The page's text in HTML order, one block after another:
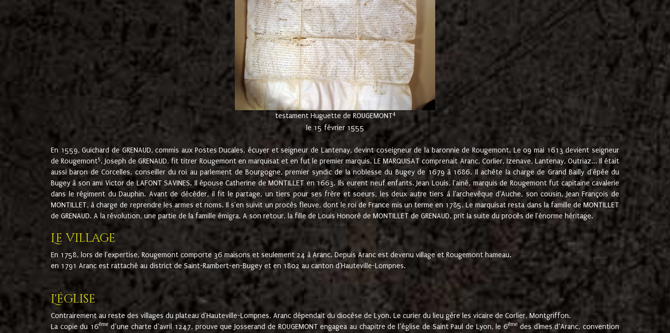
testament Huguette de ROUGEMONT4
le 15 février 1555
En 1559, Guichard de GRENAUD, commis aux Postes Ducales, écuyer et seigneur de Lantenay, devint coseigneur de la baronnie de Rougemont. Le 09 mai 1613 devient seigneur
de Rougemont5. Joseph de GRENAUD, fit titrer Rougemont en marquisat et en fut le premier marquis. LE MARQUISAT comprenait Aranc, Corlier, Izenave, Lantenay, Outriaz... Il était
aussi baron de Corcelles, conseiller du roi au parlement de Bourgogne, premier syndic de la noblesse du Bugey de 1679 à 1686. Il achète la charge de Grand Bailly d'épée du
Bugey à son ami Victor de LAFONT SAVINES. Il épouse Catherine de MONTILLET en 1663. Ils eurent neuf enfants. Jean Louis, l'ainé, marquis de Rougemont fut capitaine cavalerie
dans le régiment du Dauphin. Avant de décéder, il fit le partage, un tiers pour ses frère et soeurs, les deux autre tiers à l'archevêque d'Auche, son cousin, Jean François de
MONTILLET, à charge de reprendre les armes et noms. Il s'en suivit un procès fleuve, dont le roi de France mis un terme en 1785. Le marquisat resta dans la famille de MONTILLET
de GRENAUD. A la révolution, une partie de la famille émigra. A son retour, la fille de Louis Honoré de MONTILLET de GRENAUD, prit la suite du procès de l'énorme héritage.
Le village
En 1758, lors de l'expertise, Rougemont comporte 36 maisons et seulement 24 à Aranc. Depuis Aranc est devenu village et Rougemont hameau.
en 1791 Aranc est rattaché au district de Saint-Rambert-en-Bugey et en 1802 au canton d'Hauteville-Lompnes.
L'église
Contrairement au reste des villages du plateau d'Hauteville-Lompnes, Aranc dépendait du diocèse de Lyon. Le curier du lieu gère les vicaire de Corlier, Montgriffon.
La copie du 16ème d’une charte d’avril 1247, prouve que Josserand de ROUGEMONT engagea au chapitre de l’église de Saint Paul de Lyon, le 6ème des dîmes d’Aranc, convention